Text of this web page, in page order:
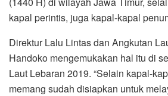
kapal perintis, juga kapal-kapal
Direktur Lalu Lintas dan Angkutan
Handoko mengemukakan hal itu di
Laut Lebaran 2019. “Selain kapal-
memang sudah disiapkan untuk